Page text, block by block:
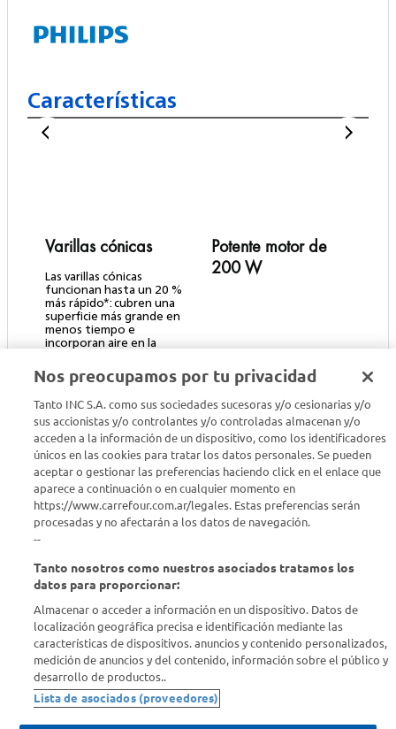
Características
Varillas cónicas
Las varillas cónicas
funcionan hasta un 20 %
más rápido*: cubren una
superficie más grande en
menos tiempo e
incorporan aire en la
textura suave y
esponjosa.
Potente motor de
200 W
Nos preocupamos por tu privacidad
Tanto INC S.A. como sus sociedades sucesoras y/o cesionarias y/o
sus accionistas y/o controlantes y/o controladas almacenan y/o
acceden a la información de un dispositivo, como los identificadores
únicos en las cookies para tratar los datos personales. Se pueden
aceptar o gestionar las preferencias haciendo click en el enlace que
aparece a continuación o en cualquier momento en
https://www.carrefour.com.ar/legales. Estas preferencias serán
procesadas y no afectarán a los datos de navegación.
--
Tanto nosotros como nuestros asociados tratamos los
datos para proporcionar:
Almacenar o acceder a información en un dispositivo. Datos de
localización geográfica precisa e identificación mediante las
características de dispositivos. anuncios y contenido personalizados,
medición de anuncios y del contenido, información sobre el público y
desarrollo de productos..
Lista de asociados (proveedores)